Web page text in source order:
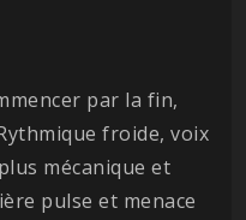
par la fin,
froide, voix
mécanique et
pulse et menace